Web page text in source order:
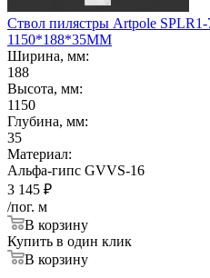
Ствол пилястры Artpole SPLR1-
1150*188*35ММ
Ширина, мм:
188
Высота, мм:
1150
Глубина, мм:
35
Материал:
Альфа-гипс GVVS-16
3 145 ₽
/пог. м
В корзину
Купить в один клик
В корзину